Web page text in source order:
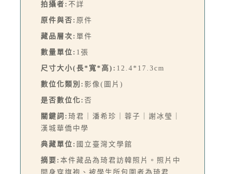
拍攝者: 不詳
原件與否: 原件
藏品層次: 單件
數量單位: 1張
尺寸大小(長*寬*高): 12.4*17.3cm
數位化類別: 影像(圖片)
是否數位化: 否
關鍵詞: 琦君｜潘希珍｜蓉子｜謝冰瑩｜
漢城華僑中學
典藏單位: 國立臺灣文學館
摘要: 本件藏品為琦君訪韓照片。照片中
間身穿旗袍、被學生所包圍者為琦君